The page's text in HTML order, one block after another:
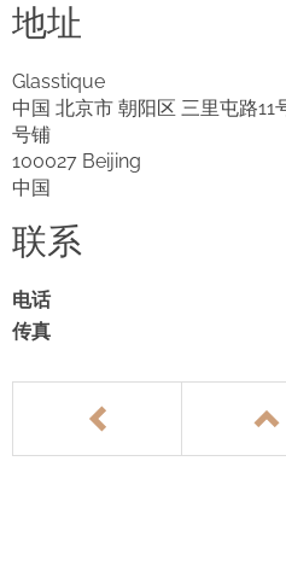
地址
Glasstique
中国 北京市 朝阳区 三里屯路
号铺
100027 Beijing
中国
联系
电话
传真
选择语言
English